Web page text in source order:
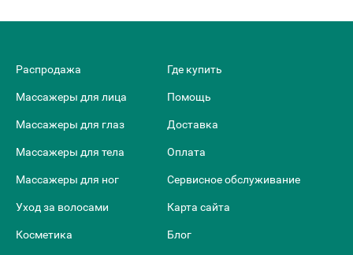
Распродажа
Массажеры для лица
Массажеры для глаз
Массажеры для тела
Массажеры для ног
Уход за волосами
Косметика
Где купить
Помощь
Доставка
Оплата
Сервисное обслуживание
Карта сайта
Блог